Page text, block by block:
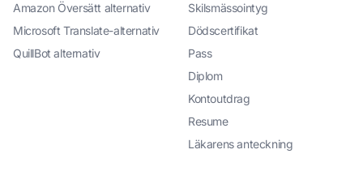
Amazon Översätt alternativ
Microsoft Translate-alternativ
QuillBot alternativ
Skilsmässointyg
Dödscertifikat
Pass
Diplom
Kontoutdrag
Resume
Läkarens anteckning